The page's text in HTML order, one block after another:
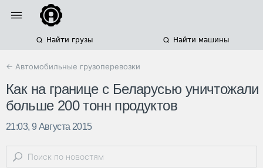
Найти грузы Найти машины
← Автомобильные грузоперевозки
Как на границе с Беларусью уничтожали
больше 200 тонн продуктов
21:03, 9 Августа 2015